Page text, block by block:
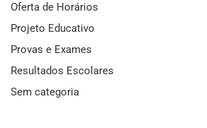
Oferta de Horários
Projeto Educativo
Provas e Exames
Resultados Escolares
Sem categoria